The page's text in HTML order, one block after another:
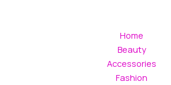
Home
Beauty
Accessories
Fashion